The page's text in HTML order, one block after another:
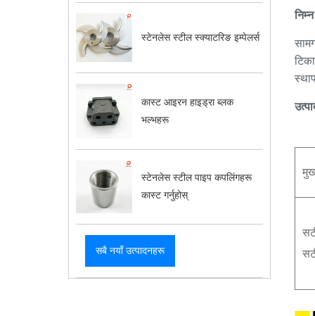
स्टेनलेस स्टील स्क्याटरिङ इम्पेलर्स
कास्ट आइरन हाइड्रा ब्लक
भल्भहरू
स्टेनलेस स्टील पाइप कपलिंगहरू
कास्ट गर्नुहोस्
सबै नयाँ उत्पादनहरू